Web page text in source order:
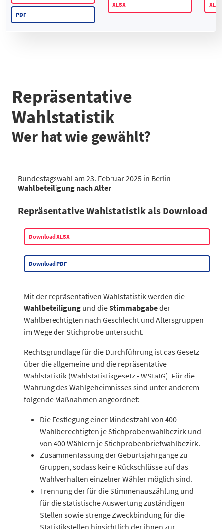
PDF
XLSX XLSX
Repräsentative
Wahlstatistik
Wer hat wie gewählt?
Bundestagswahl am 23. Februar 2025 in Berlin
Wahlbeteiligung nach Alter
Datentabelle: Bundestagswahl 2025 in Berlin –
18 bis unter 21
74,6
21 bis unter 25
74,8
25 bis unter 30
30 bis unter 35
81,6
35 bis unter 40
45 bis unter 50
82,1
50 bis unter 60
83,2
60 bis unter 70
82,9
70 und älter
76,1
Repräsentative Wahlstatistik als Download
Download XLSX
Download PDF
Mit der repräsentativen Wahlstatistik werden die
Wahlbeteiligung und dieStimmabgabeder
Wahlberechtigten nach Geschlecht und Altersgruppen
im Wege der Stichprobe untersucht.
Rechtsgrundlage für die Durchführung ist das Gesetz
über die allgemeine und die repräsentative
Wahlstatistik (Wahlstatistikgesetz - WStatG). Für die
Wahrung des Wahlgeheimnisses sind unter anderem
folgende Maßnahmen angeordnet:
Die Festlegung einer Mindestzahl von 400
Wahlberechtigten je Stichprobenwahlbezirk und
von 400 Wählern je Stichprobenbriefwahlbezirk.
Zusammenfassung der Geburtsjahrgänge zu
Gruppen, sodass keine Rückschlüsse auf das
Wahlverhalten einzelner Wähler möglich sind.
Trennung der für die Stimmenauszählung und
für die statistische Auswertung zuständigen
Stellen sowie strenge Zweckbindung für die
Statistikstellen hinsichtlich der ihnen zur